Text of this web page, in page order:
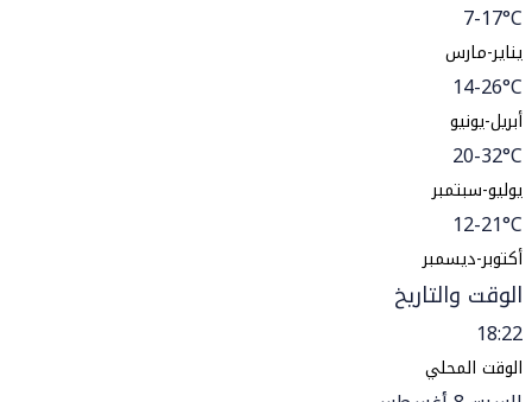
7-17°C
يناير-مارس
14-26°C
أبريل-يونيو
20-32°C
يوليو-سبتمبر
12-21°C
أكتوبر-ديسمبر
الوقت والتاريخ
18:22
الوقت المحلي